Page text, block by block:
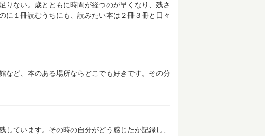
りない。歳とともに時間が経つのが早くなり、残さ
に１冊読むうちにも、読みたい本は２冊３冊と日々
など、本のある場所ならどこでも好きです。その分
ています。その時の自分がどう感じたか記録し、